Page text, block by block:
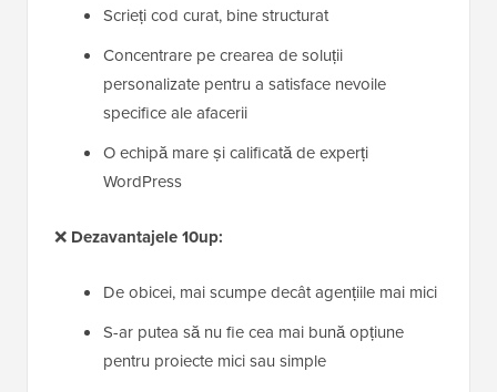
Scrieți cod curat, bine structurat
Concentrare pe crearea de soluții
personalizate pentru a satisface nevoile
specifice ale afacerii
O echipă mare și calificată de experți
WordPress
❌ Dezavantajele 10up:
De obicei, mai scumpe decât agențiile mai mici
S-ar putea să nu fie cea mai bună opțiune
pentru proiecte mici sau simple